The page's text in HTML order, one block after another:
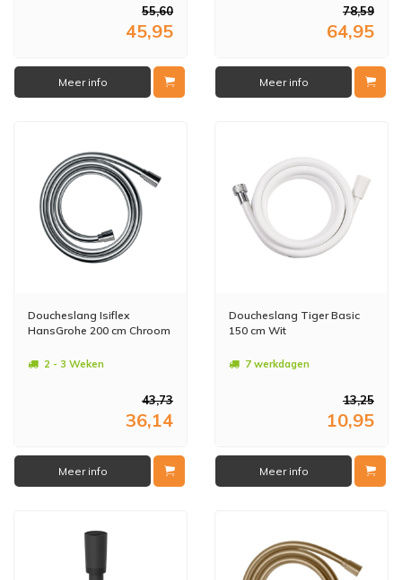
55,60
45,95
Meer info
78,59
64,95
Meer info
Doucheslang Isiflex
HansGrohe 200 cm Chroom
2 - 3 Weken
43,73
36,14
Meer info
Doucheslang Tiger Basic
150 cm Wit
7 werkdagen
13,25
10,95
Meer info